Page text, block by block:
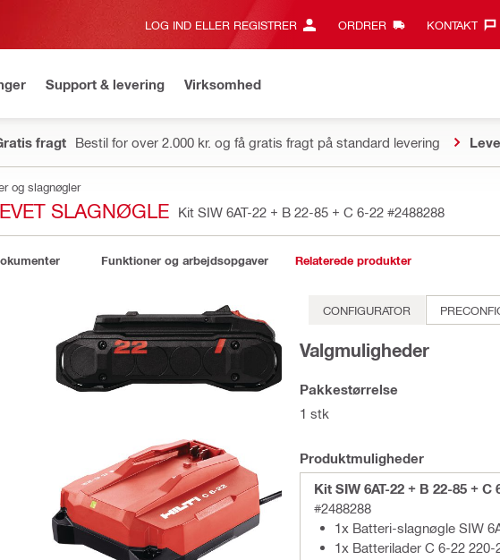
LOG IND ELLER REGISTRER ORDRER KONTAKT‎
Support & levering Virksomhed
fragt Bestil for over 2.000 kr. og få gratis fragt på standard levering
og slagnøgler
SLAGNØGLE Kit SIW 6AT-22 + B 22-85 + C 6-22 #2488288
Funktioner og arbejdsopgaver Relaterede produkter
CONFIGURATOR
Valgmuligheder
Pakkestørrelse
1 stk
Produktmuligheder
Kit SIW 6AT-22 + B 22-85 + C
#2488288
1x Batteri-slagnøgle SIW
1x Batterilader C 6-22 220-